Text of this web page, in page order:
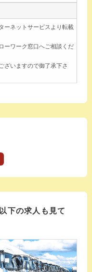
ーネットサービスより転載
ーワーク窓口へご相談くだ
ざいますので御了承下さ
下の求人も見て